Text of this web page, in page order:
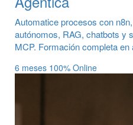
Automatice procesos con
autónomos, RAG, chatbots y
MCP. Formación completa
6 meses 100% Online